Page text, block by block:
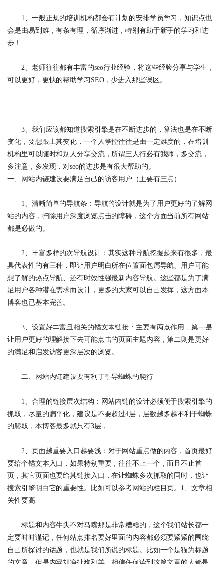
1、一般正规的培训机构都会有计划的安排学员学习，知识点也
会是由易到难，有条有理，循序渐进，特别有助于新手的学习和进
步！
2、老师往往都有丰富的seo行业经验，将这些经验分享与学生，
可以更好，更快的帮助学习SEO，少进入那些误区。
3、我们应该都知道搜索引擎是在不断进步的，算法也是在不断
变化，要想跟上其变化，一个人掌控往往是由一定难度的，在培训
机构里可以随时和别人分享交流，所谓三人行必有我师，多交流，
多注意，多发现，对seo的进步是有很大帮助的。
一、网站内链建设要满足自己的访客用户（主要有三点）
1、清晰简单的导航条：导航的设计就是为了用户更好的了解网
站的内容，扫除用户深度浏览点击的障碍，这个方面当前所有网站
都是必做的。
2、丰富多样的次导航设计：其实这种导航挖掘起来有很多，最
具代表性的有三种，即让用户明白所在位置面包屑导航、用户可能
想了解的热点导航、还有时效性强最新内容导航。这些都是为了满
足用户各种潜在需求而设计，更多的大家可以自己发挥，这方面本
博客也已基本完善。
3、设置好丰富且相关的锚文本链接：主要有两点作用，第一是
让用户更好的理解接下去可能点击的页面主题内容，第二则是更好
的满足和启发访客更深层次的浏览。
二、网站内链建设要有利于引导蜘蛛的爬行
1、合理的链接层次结构：网站内链的设计必须便于搜索引擎的
抓取，尽量的扁平化，建议是不要超过4层，层数越多越不利于蜘蛛
的爬取，本博客最多就只有3层，
2、页面越重要入口越要浅：对于网站重点做的内容，首页最好
要给个锚文本入口，如果特别重要，往往不止一个，而且不止首
页，其它页面也要给其链接入口，在让蜘蛛多次抓取的同时，也让
搜索引擎明白它的重要性。比如可以参考网站的栏目页。1、文章相
关性要高
标题和内容牛头不对马嘴那是非常糟糕的，这个我们站长都一
定要时时谨记，任何站点排名要好里面的内容都必须要紧紧的围绕
自己所探讨的话题，也就是我们所说的标题。比如一个是猫为标题
的文章，但是内容却净扯狗和羊，相信任何读到这篇文章的人都是